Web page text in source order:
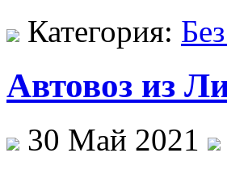
Категория:
Автовоз из
30 Май 2021